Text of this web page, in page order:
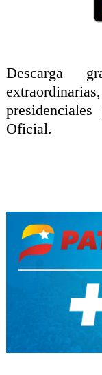
Descarga
Oficial.